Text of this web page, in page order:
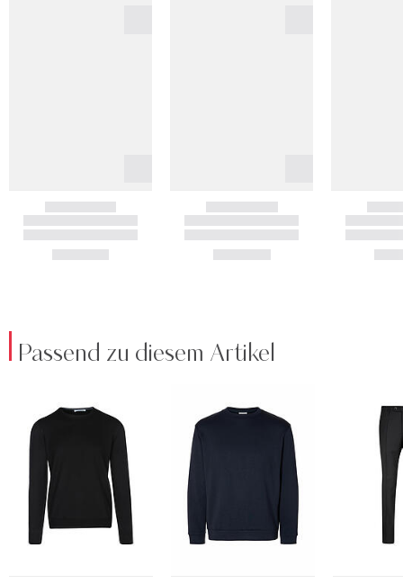
Passend zu diesem Artikel